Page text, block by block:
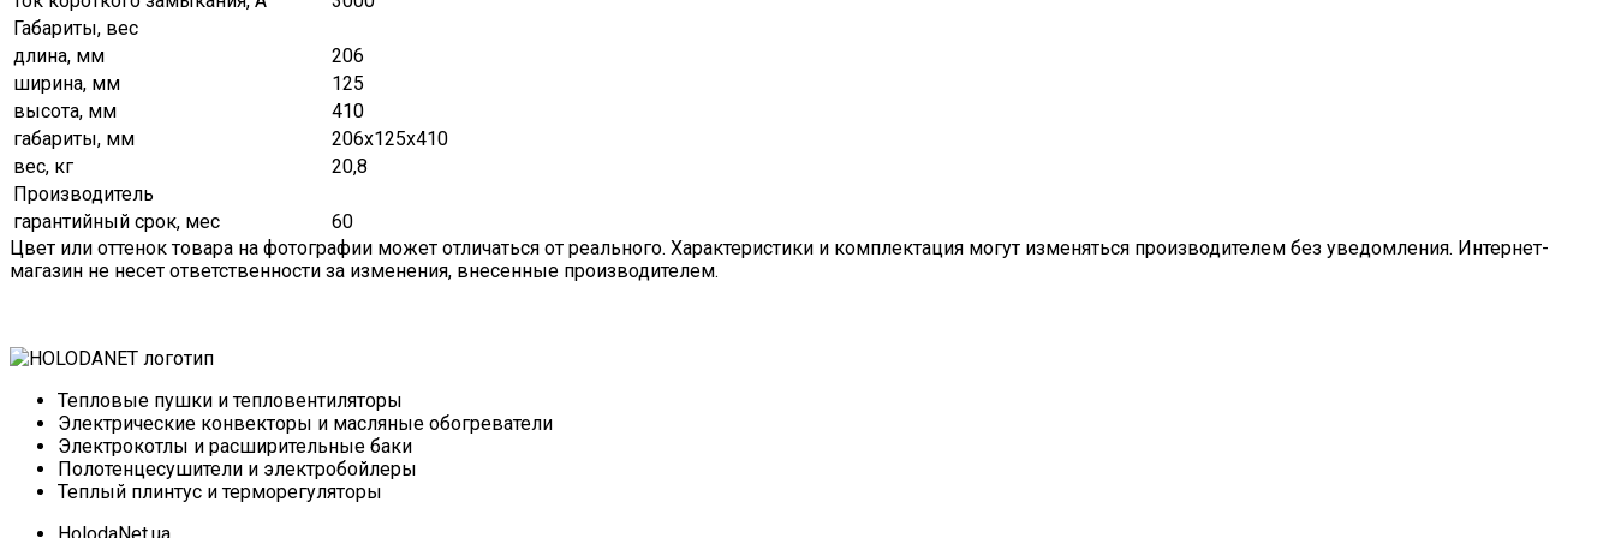
Габариты, вес
длина, мм
206
ширина, мм
125
высота, мм
410
габариты, мм
206х125х410
вес, кг
20,8
Производитель
гарантийный срок, мес
60
Цвет или оттенок товара на фотографии может отличаться от реального. Характеристики и комплектация могут изменяться производителем без уведомления. Интернет-
магазин не несет ответственности за изменения, внесенные производителем.
Тепловые пушки и тепловентиляторы
Электрические конвекторы и масляные обогреватели
Электрокотлы и расширительные баки
Полотенцесушители и электробойлеры
Теплый плинтус и терморегуляторы